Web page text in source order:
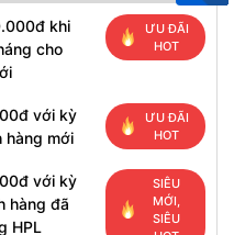
khi
cho
ƯU ĐÃI
HOT
với kỳ
hàng mới
ƯU ĐÃI
HOT
với kỳ
hàng đã
HPL
SIÊU
MỚI,
SIÊU